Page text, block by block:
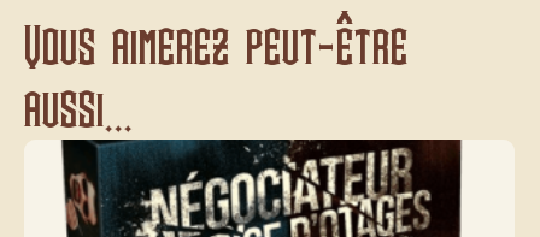
Vous aimerez peut-être
aussi...